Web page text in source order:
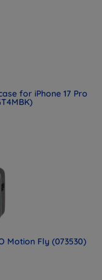
for iPhone 17 Pro
Motion Fly (073530)